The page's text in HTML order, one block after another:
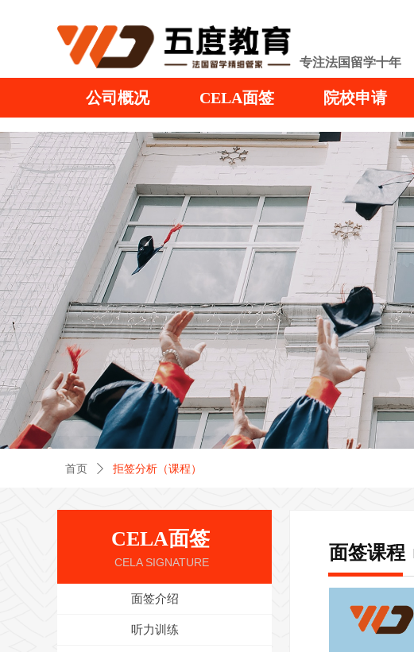
公司概况 CELA面签 院校申请
专注法国留学十年
首页 ꄲ 拒签分析（课程）
面签介绍
听力训练
CELA面签
CELA SIGNATURE 面签课程